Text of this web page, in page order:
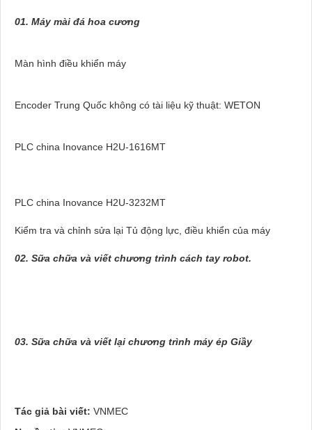
01. Máy mài đá hoa cương
Màn hình điều khiển máy
Encoder Trung Quốc không có tài liệu kỹ thuật: WETON
PLC china Inovance H2U-1616MT
PLC china Inovance H2U-3232MT
Kiểm tra và chỉnh sửa lại Tủ động lực, điều khiển của máy
02. Sữa chữa và viết chương trình cách tay robot.
03. Sữa chữa và viết lại chương trình máy ép Giầy
Tác giả bài viết: VNMEC